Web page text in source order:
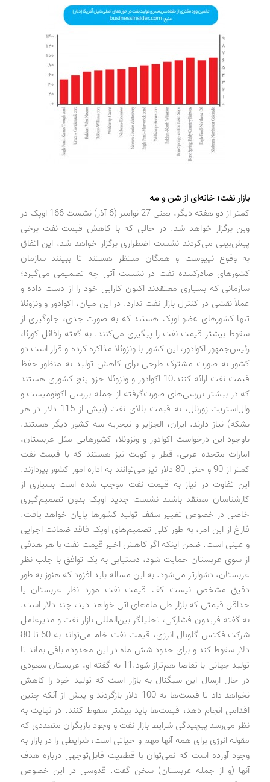
بازار نفت؛ خانه‌ای از شن و مه
کمتر از دو هفته دیگر، یعنی 27 نوامبر (6 آذر) نشست 166 اوپک در
وین برگزار خواهد شد. در حالی که با کاهش قیمت نفت برخی
پیش‌بینی می‌کردند نشست اضطراری برگزار خواهد شد، این اتفاق
به وقوع نپیوست و همگان منتظر هستند تا ببینند سازمان
کشورهای صادرکننده نفت در نشست آتی چه تصمیمی می‌گیرد؛
سازمانی که بسیاری معتقدند اکنون کارایی خود را از دست داده و
عملاً نقشی در کنترل بازار نفت ندارد. در این میان، اکوادور و ونزوئلا
تنها کشورهای عضو اوپک هستند که به صورت جدی، جلوگیری از
سقوط بیشتر قیمت نفت را پیگیری می‌کنند. به گفته رافائل کورئا،
رئیس‌جمهور اکوادور، این کشور با ونزوئلا مذاکره کرده و قرار است دو
کشور به صورت مشترک طرحی برای کاهش تولید به منظور حفظ
قیمت نفت ارائه کنند.10 اکوادور و ونزوئلا جزو پنج کشوری هستند
که در بیشتر بررسی‌های صورت‌گرفته از جمله بررسی اکونومیست و
وال‌استریت ژورنال، به قیمت بالای نفت (بیش از 115 دلار در هر
بشکه) نیاز دارند. ایران، الجزایر و نیجریه سه کشور دیگر هستند.
باوجود این درخواست اکوادور و ونزوئلا، کشورهایی مثل عربستان،
امارات متحده عربی، قطر و کویت نیز هستند که با قیمت نفت
کمتر از 90 و حتی 80 دلار نیز می‌توانند به اداره امور کشور بپردازند.
این تفاوت در نیاز به قیمت نفت موجب شده است بسیاری از
کارشناسان معتقد باشند نشست جدید اوپک بدون تصمیم‌گیری
خاصی در خصوص تغییر سقف تولید کشورها پایان خواهد یافت.
فارغ از این امر، به طور کلی تصمیم‌های اوپک فاقد ضمانت اجرایی
و عینی است. ضمن اینکه اگر کاهش اخیر قیمت نفت با هر هدفی
از سوی عربستان حمایت شود، دستیابی به یک توافق با جلب نظر
عربستان، دشوارتر می‌شود. به این مساله باید افزود که هنوز به طور
دقیق مشخص نیست کف قیمت نفت مورد نظر عربستان یا
حداقل قیمتی که بازار طی ماه‌های آتی خواهد دید، چند دلار است.
به گفته فریدون فشارکی، تحلیلگر بین‌المللی بازار نفت و مدیرعامل
شرکت فکتس گلوبال انرژی، قیمت نفت خام می‌تواند به 60 تا 80
دلار سقوط کند و برای حدود شش ماه در این محدوده باقی بماند تا
تولید جهانی با تقاضا هم‌تراز شود.11 به گفته او، عربستان سعودی
در حال ارسال این سیگنال به بازار است که تولید خود را کاهش
نخواهد داد تا قیمت‌ها به 100 دلار بازگردند و پیش از آنکه چنین
اقدامی انجام دهد، قیمت‌ها باید بیشتر سقوط کنند. در نهایت به
نظر می‌رسد پیچیدگی شرایط بازار نفت و وجود بازیگران متعددی که
مقوله انرژی برای همه آنها مهم و حیاتی است، شرایطی را در بازار به
وجود آورده است که نمی‌توان با قطعیت قابل‌توجهی درباره هدف
آنها (و از جمله عربستان) سخن گفت. قدوسی در این خصوص